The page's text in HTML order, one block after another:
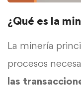
¿Qué es la
La minería
procesos
las